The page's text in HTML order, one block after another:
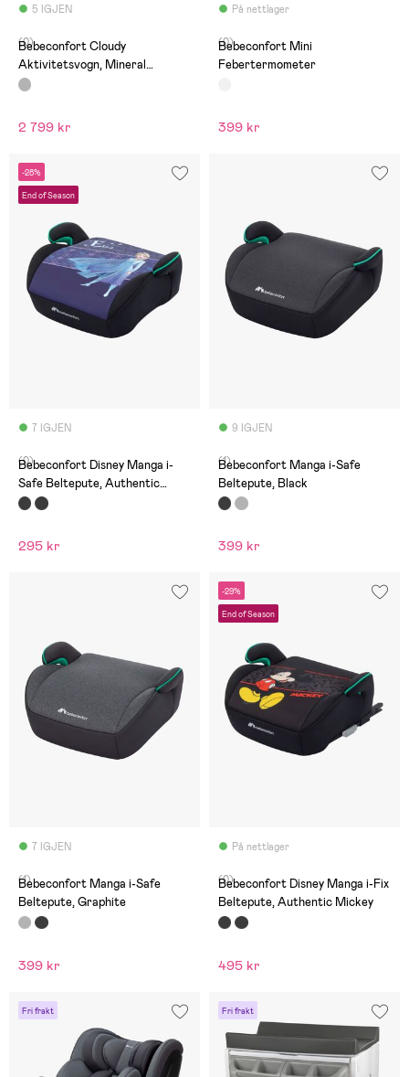
5 IGJEN
(0)
Bebeconfort Cloudy
Aktivitetsvogn, Mineral
Graphite
2 799 kr
På nettlager
(0)
Bebeconfort Mini
Febertermometer
399 kr
-28%
End of Season
7 IGJEN
(0)
Bebeconfort Disney Manga i-
Safe Beltepute, Authentic
Frozen
295 kr
9 IGJEN
(1)
Bebeconfort Manga i-Safe
Beltepute, Black
399 kr
7 IGJEN
(1)
Bebeconfort Manga i-Safe
Beltepute, Graphite
399 kr
-29%
End of Season
På nettlager
(0)
Bebeconfort Disney Manga i-Fix
Beltepute, Authentic Mickey
495 kr
Fri frakt Fri frakt